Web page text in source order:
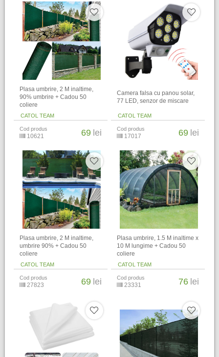
Plasa umbrire, 2 M inaltime,
90% umbrire + Cadou 50
coliere
CATOL TEAM
Cod produs
10621 69 lei
Camera falsa cu panou solar,
77 LED, senzor de miscare
CATOL TEAM
Cod produs
17017 69 lei
Plasa umbrire, 2 M inaltime,
umbrire 90% + Cadou 50
coliere
CATOL TEAM
Cod produs
27823 69 lei
Plasa umbrire, 1.5 M inaltime x
10 M lungime + Cadou 50
coliere
CATOL TEAM
Cod produs
23331 76 lei